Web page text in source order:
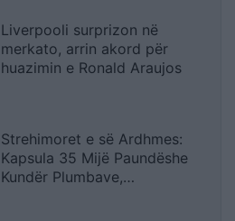
Liverpooli surprizon në
merkato, arrin akord për
huazimin e Ronald Araujos
Strehimoret e së Ardhmes:
Kapsula 35 Mijë Paundëshe
Kundër Plumbave,